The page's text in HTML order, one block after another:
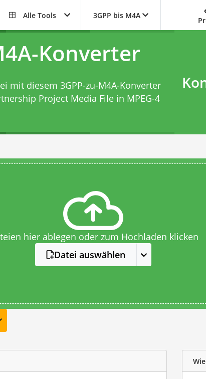
Alle Tools 3GPP bis M4A
Konverter
mit diesem 3GPP-zu-M4A-Konverter
Project Media File in MPEG-4
hier ablegen oder zum Hochladen klicken
Datei auswählen